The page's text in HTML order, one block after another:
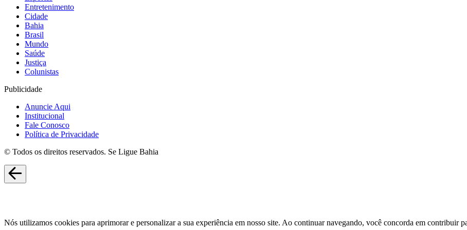
Entretenimento
Cidade
Bahia
Brasil
Mundo
Saúde
Justiça
Colunistas
Publicidade
Anuncie Aqui
Institucional
Fale Conosco
Política de Privacidade
© Todos os direitos reservados. Se Ligue Bahia
Nós utilizamos cookies para aprimorar e personalizar a sua experiência em nosso site. Ao continuar navegando, você concorda em contribuir